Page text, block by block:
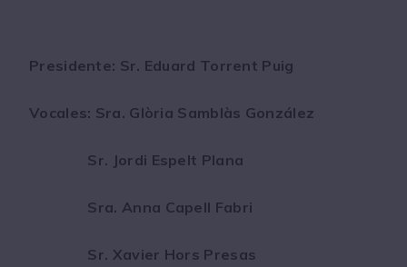
Presidente: Sr. Eduard Torrent Puig
Vocales: Sra. Glòria Samblàs González
Sr. Jordi Espelt Plana
Sra. Anna Capell Fabri
Sr. Xavier Hors Presas